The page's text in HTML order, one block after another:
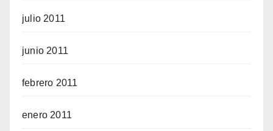
julio 2011
junio 2011
febrero 2011
enero 2011